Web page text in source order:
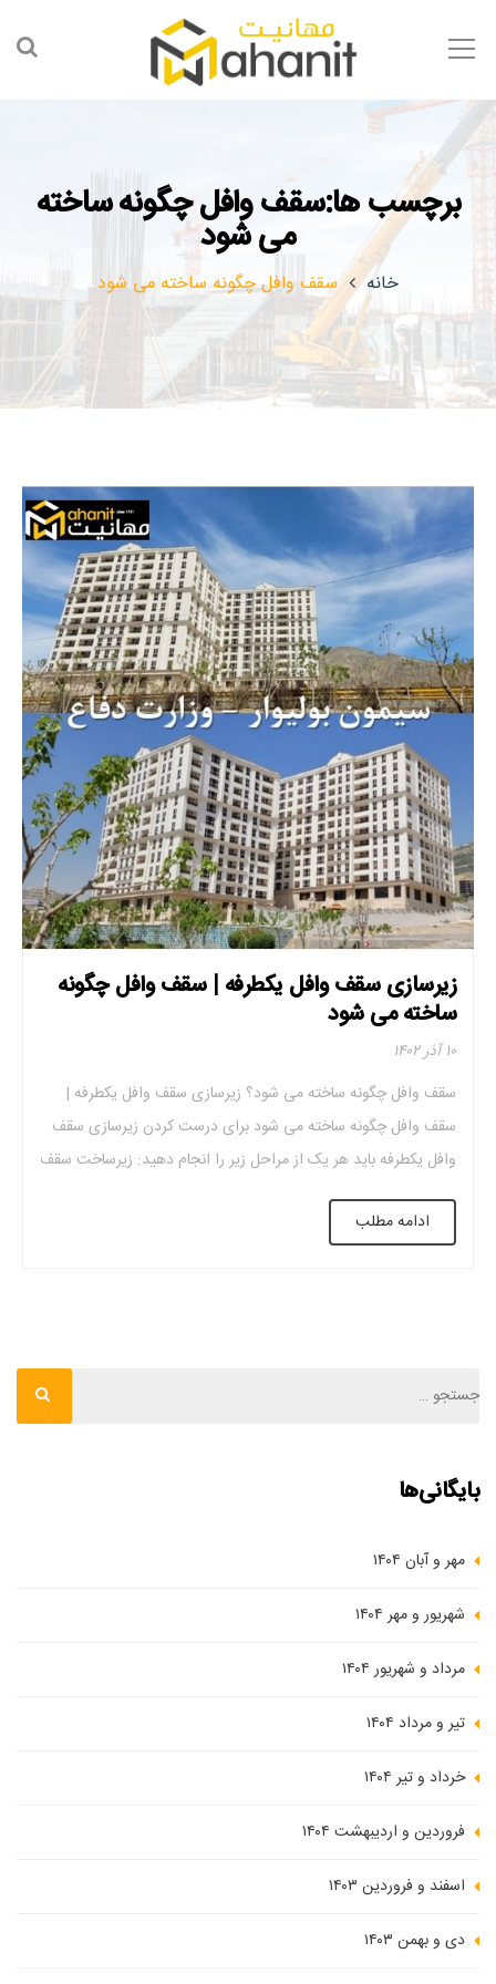
برچسب ها:سقف وافل چگونه ساخته
می شود
خانه سقف وافل چگونه ساخته می شود
زیرسازی سقف وافل یکطرفه | سقف وافل چگونه
ساخته می شود
۱۰ آذر ۱۴۰۲
سقف وافل چگونه ساخته می شود؟ زیرسازی سقف وافل یکطرفه |
سقف وافل چگونه ساخته می شود برای درست کردن زیرسازی سقف
وافل یکطرفه باید هر یک از مراحل زیر را انجام دهید: زیرساخت سقف
قالب چینی سقف بتن ریزی جدا کردن قالب زیرسازی سقف وافل
یکطرفه سقف وافل را می توان یکی از بهترین […]
ادامه مطلب
بایگانی‌ها
مهر و آبان ۱۴۰۴
شهریور و مهر ۱۴۰۴
مرداد و شهریور ۱۴۰۴
تیر و مرداد ۱۴۰۴
خرداد و تیر ۱۴۰۴
فروردین و اردیبهشت ۱۴۰۴
اسفند و فروردین ۱۴۰۳
دی و بهمن ۱۴۰۳